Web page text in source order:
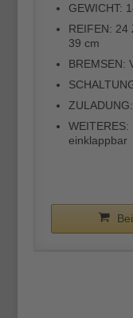
GEWICHT:
REIFEN:
39 cm
BREMSEN:
WEITERES:
einklappbar